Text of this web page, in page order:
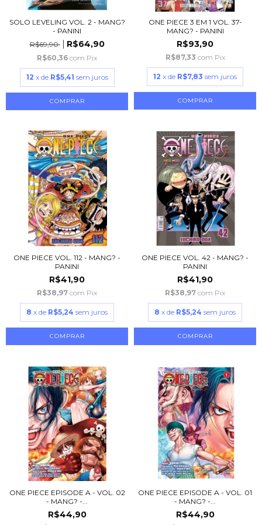
SOLO LEVELING VOL. 2 - MANG?
- PANINI
R$69,90
R$64,90
R$60,36 com Pix
12 x de R$5,41 sem juros
ONE PIECE 3 EM 1 VOL. 37-
MANG? - PANINI
R$93,90
R$87,33 com Pix
12 x de R$7,83 sem juros
ONE PIECE VOL. 112 - MANG? -
PANINI
R$41,90
R$38,97 com Pix
8 x de R$5,24 sem juros
ONE PIECE VOL. 42 - MANG? -
PANINI
R$41,90
R$38,97 com Pix
8 x de R$5,24 sem juros
ONE PIECE EPISODE A - VOL. 02
- MANG? -...
R$44,90
ONE PIECE EPISODE A - VOL. 01
- MANG? -...
R$44,90